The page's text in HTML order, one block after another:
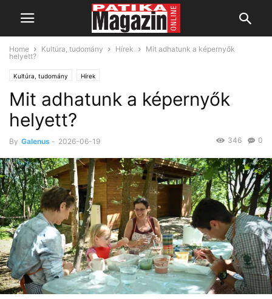
Home Kultúra, tudomány Hírek
Mit adhatunk a képernyők
helyett?
Kultúra, tudomány Hírek
Mit adhatunk a képernyők
helyett?
By Galenus - 2026-06-19 0
346